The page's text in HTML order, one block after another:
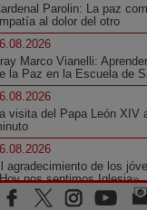
Parolin: La paz
al dolor del otro
Marco Vianelli:
la Paz en la Escuela de
visita del Papa León XIV
agradecimiento de los
nos sentimos Iglesia»
06.08.2026